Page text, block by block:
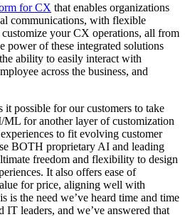
for CX that enables organizations
communications, with flexible
your CX operations, all from
power of these integrated solutions
ability to easily interact with
across the business, and
possible for our customers to take
ML for another layer of customization
to fit evolving customer
BOTH proprietary AI and leading
freedom and flexibility to design
It also offers ease of
for price, aligning well with
is the need we’ve heard time and time
IT leaders, and we’ve answered that